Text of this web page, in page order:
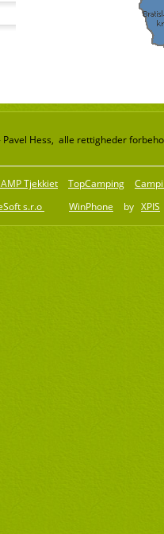
Hess, alle rettigheder
Tjekkiet TopCamping
s.r.o WinPhone by XPIS